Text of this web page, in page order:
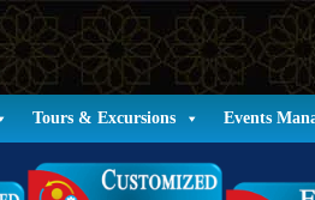
Tours & Excursions Events